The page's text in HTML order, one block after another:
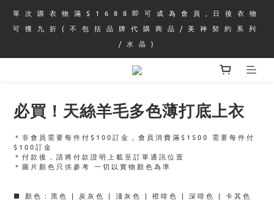
單 次 購 衣 物 滿 $ 1 6 8 8 即 可 成 為 會 員 , 日 後 衣 物
可 獲 九 折 ( 不 包 括 品 牌 代 購 商 品 / 美 神 契 約 系 列
/ 水 晶 )
必買！天絲羊毛多色薄打底上衣
＊非會員需要每件付$100訂金，會員消費滿$1500 需要每件付
$100訂金
＊付款後，請將付款證明上載至訂單通訊位置
＊圖片顏色只供參考 一切以實物顏色為準
■ 顏色：黑色 | 炭灰色 | 淺灰色 | 橙啡色 | 深啡色 | 卡其色